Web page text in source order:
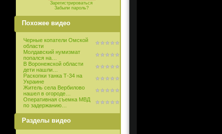
Зарегистрироваться
Забыли пароль?
Похожее видео
Черные копатели Омской
области
Молдавский нумизмат
попался на…
В Воронежской области
дети нашли…
Раскопки танка Т-34 на
Украине
Житель села Вербилово
нашел в огороде…
Оперативная съемка МВД
по задержанию…
Разделы видео